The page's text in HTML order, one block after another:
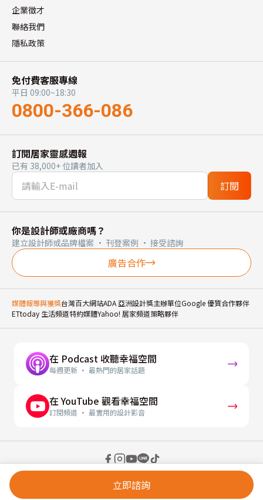
立即諮詢
企業徵才
聯絡我們
隱私政策
免付費客服專線
平日 09:00~18:30
0800-366-086
訂閱居家靈感週報
已有 38,000+ 位讀者加入
訂閱
你是設計師或廠商嗎？
建立設計師或品牌檔案 · 刊登案例 · 接受諮詢
廣告合作
媒體報導與獲獎台灣百大網站ADA 亞洲設計獎主辦單位Google 優質合作夥伴
ETtoday 生活頻道特約媒體Yahoo! 居家頻道策略夥伴
在 Podcast 收聽幸福空間
每週更新 · 最熱門的居家話題
在 YouTube 觀看幸福空間
訂閱頻道 · 最實用的設計影音
© 2026 幸福空間 Gorgeous Space Co., Ltd.